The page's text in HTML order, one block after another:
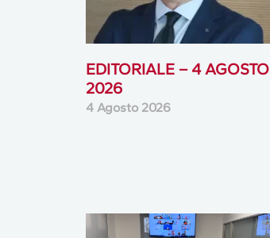
EDITORIALE – 4 AGOSTO
2026
4 Agosto 2026